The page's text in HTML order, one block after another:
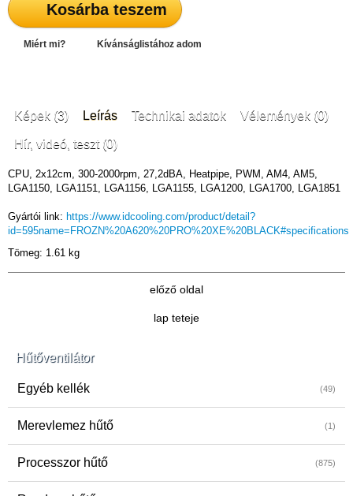
Hűtőventilátor
Egyéb kellék (49)
Merevlemez hűtő (1)
Processzor hűtő (875)
Kosárba teszem
Miért mi? Kívánságlistához adom
Képek (3) Leírás Technikai adatok Vélemények (0)
Hír, videó, teszt (0)
CPU, 2x12cm, 300-2000rpm, 27,2dBA, Heatpipe, PWM, AM4, AM5,
LGA1150, LGA1151, LGA1156, LGA1155, LGA1200, LGA1700, LGA1851
Gyártói link: https://www.idcooling.com/product/detail?
id=595name=FROZN%20A620%20PRO%20XE%20BLACK#specifications
Tömeg: 1.61 kg
előző oldal
lap teteje